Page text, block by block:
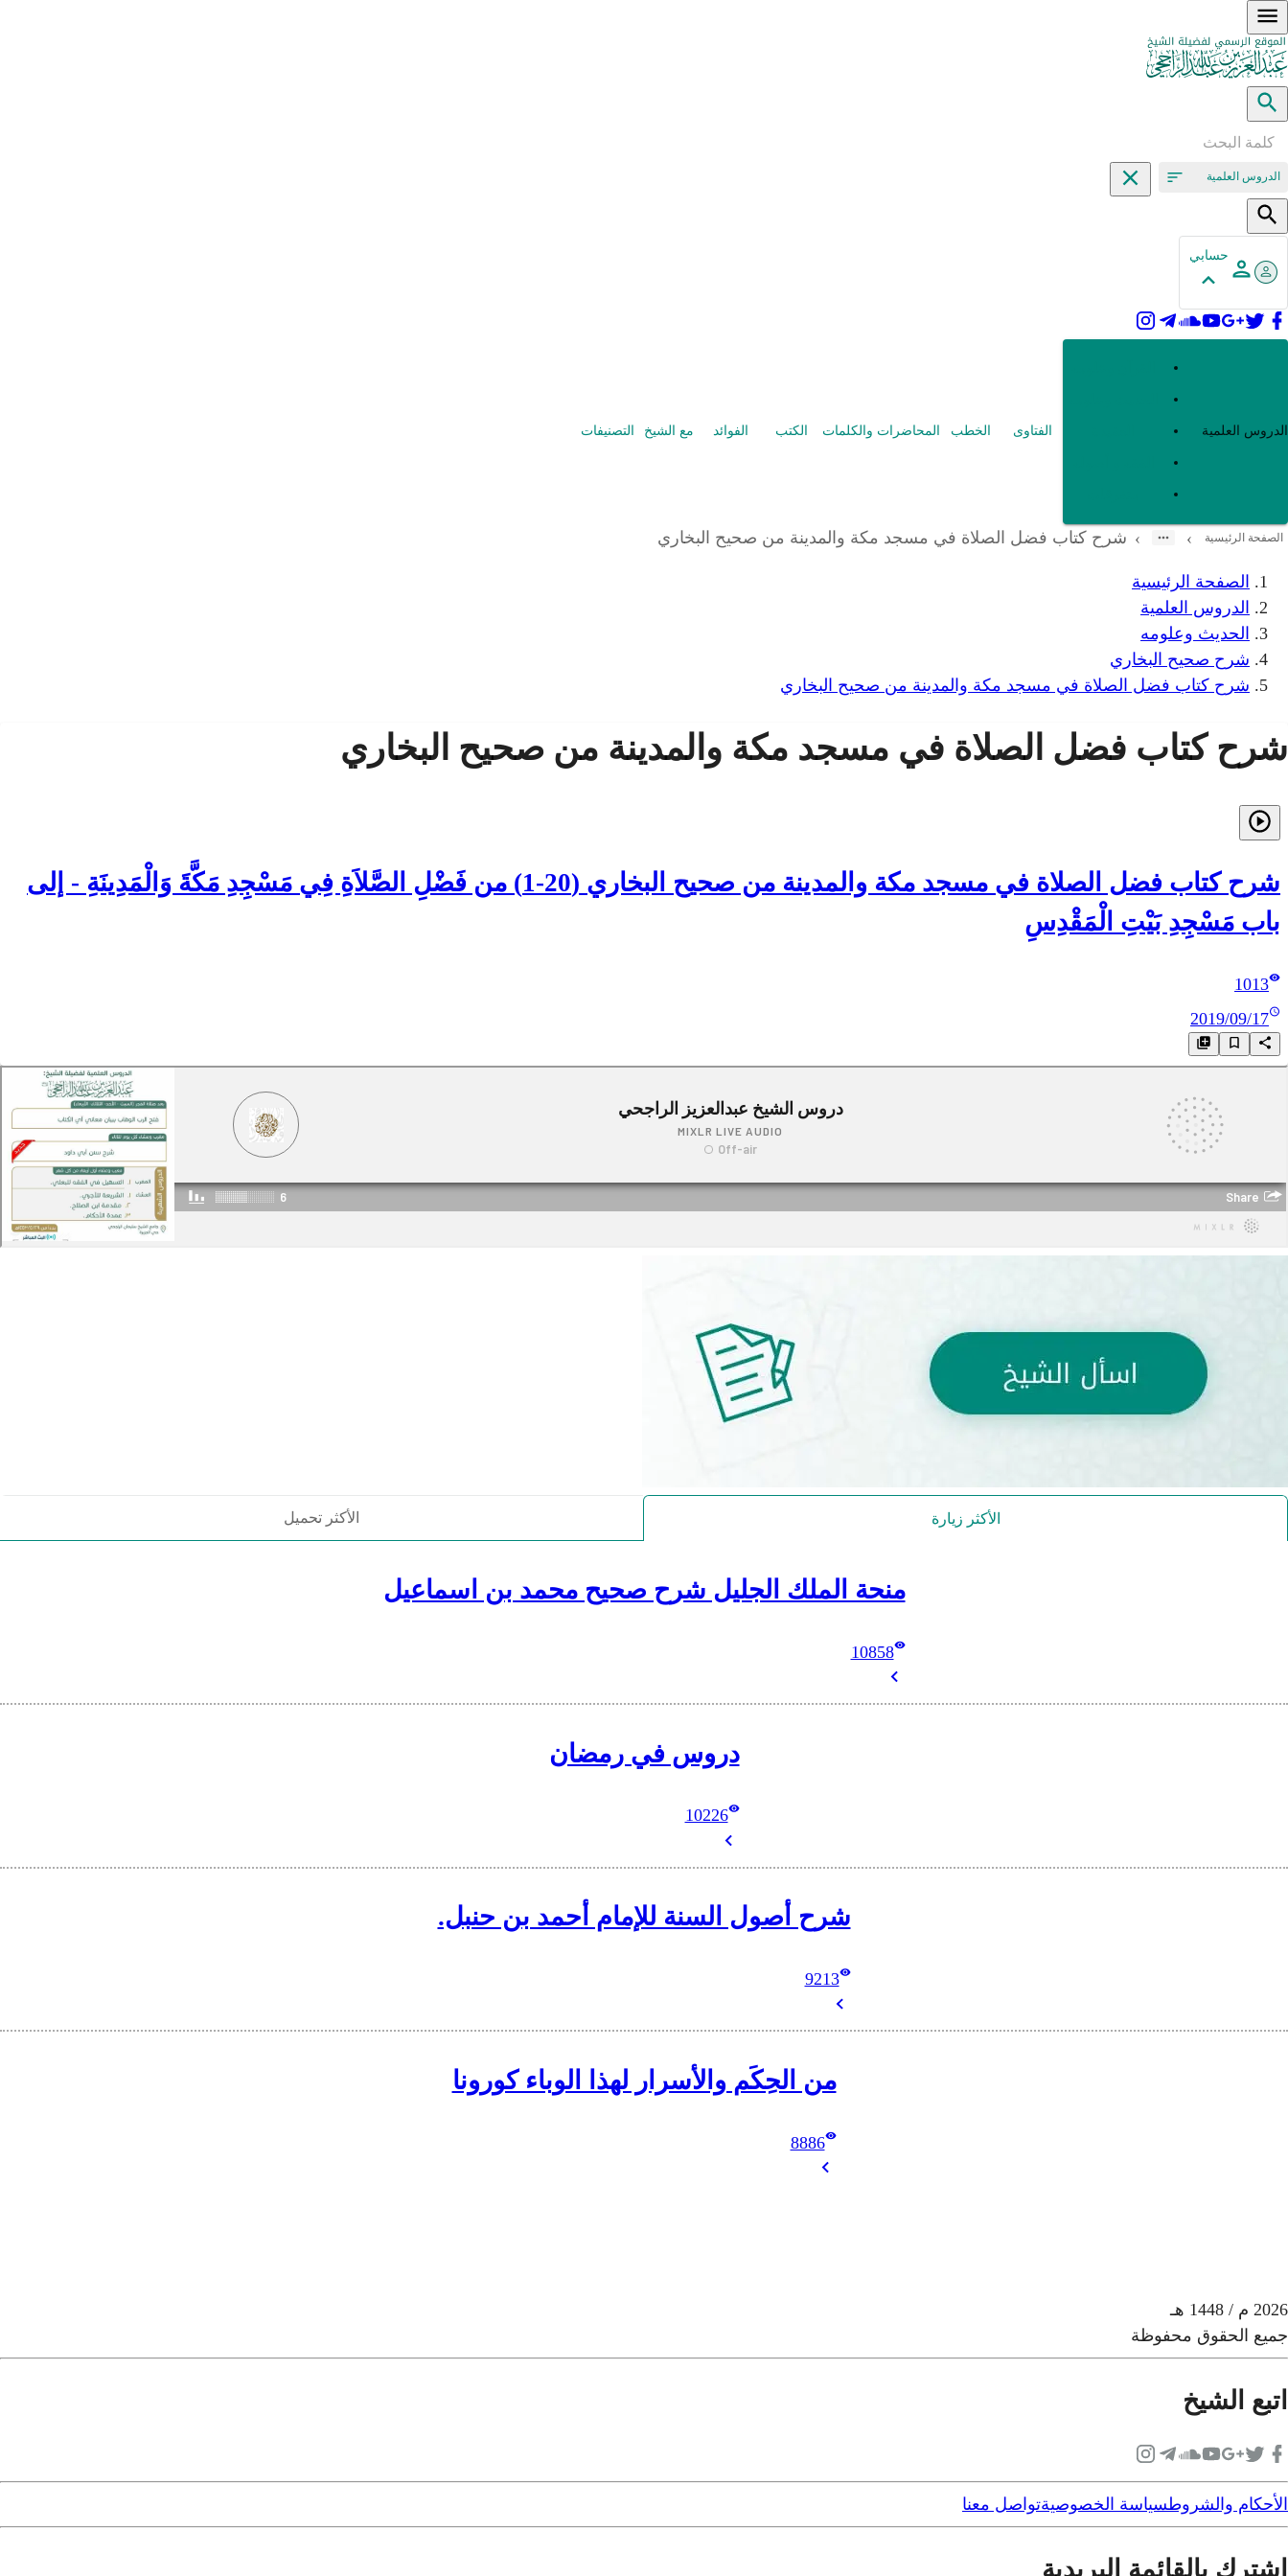
الدروس العلمية
حسابي
الدروس العلمية الفتاوى الخطب المحاضرات والكلمات الكتب الفوائد مع الشيخ التصنيفات
الصفحة الرئيسية ›
› شرح كتاب فضل الصلاة في مسجد مكة والمدينة من صحيح البخاري
الصفحة الرئيسية
الدروس العلمية
الحديث وعلومه
شرح صحيح البخاري
شرح كتاب فضل الصلاة في مسجد مكة والمدينة من صحيح البخاري
شرح كتاب فضل الصلاة في مسجد مكة والمدينة من صحيح البخاري
شرح كتاب فضل الصلاة في مسجد مكة والمدينة من صحيح البخاري (20-1) من فَضْلِ الصَّلاَةِ فِي مَسْجِدِ مَكَّةَ وَالْمَدِينَةِ - إلى
باب مَسْجِدِ بَيْتِ الْمَقْدِسِ
1013
2019/09/17
الأكثر زيارة الأكثر تحميل
منحة الملك الجليل شرح صحيح محمد بن اسماعيل
10858
دروس في رمضان
10226
شرح أصول السنة للإمام أحمد بن حنبل.
9213
من الحِكَم والأسرار لهذا الوباء كورونا
8886
2026 م / 1448 هـ
جميع الحقوق محفوظة
اتبع الشيخ
الأحكام والشروطسياسة الخصوصيةتواصل معنا
اشترك بالقائمة البريدية